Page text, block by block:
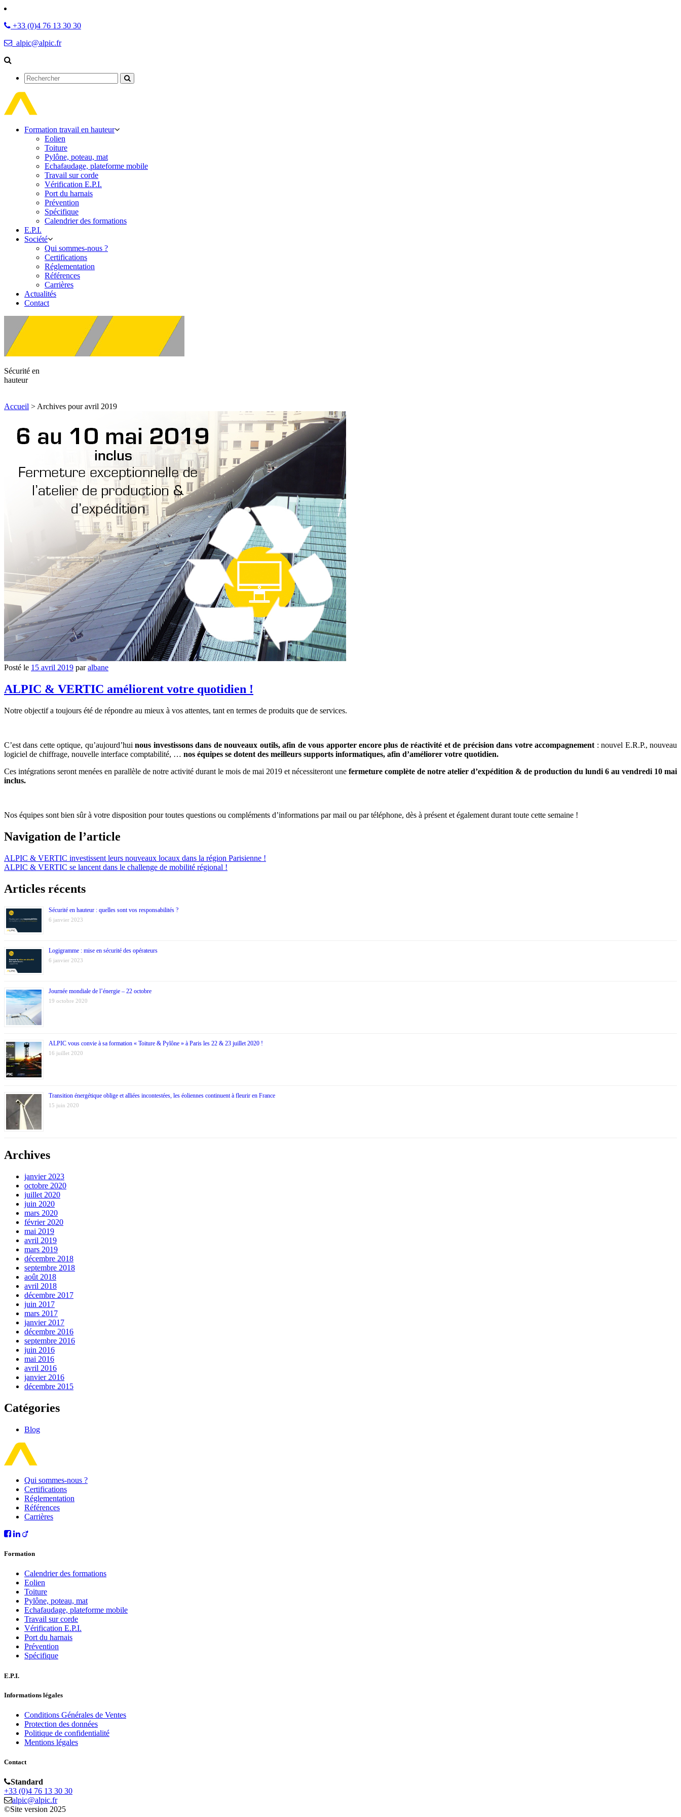
+33 (0)4 76 13 30 30
alpic@alpic.fr
Rechercher
Formation travail en hauteur
Eolien
Toiture
Pylône, poteau, mat
Echafaudage, plateforme mobile
Travail sur corde
Vérification E.P.I.
Port du harnais
Prévention
Spécifique
Calendrier des formations
E.P.I.
Société
Qui sommes-nous ?
Certifications
Réglementation
Références
Carrières
Actualités
Contact
Sécurité en
hauteur
Accueil > Archives pour avril 2019
Posté le 15 avril 2019 paralbane
ALPIC & VERTIC améliorent votre quotidien !
Notre objectif a toujours été de répondre au mieux à vos attentes, tant en termes de produits que de services.
C’est dans cette optique, qu’aujourd’huinous investissons dans de nouveaux outils, afin de vous apporter encore plus de réactivité et de précision dans votre accompagnement : nouvel E.R.P., nouveau
logiciel de chiffrage, nouvelle interface comptabilité, … nos équipes se dotent des meilleurs supports informatiques, afin d’améliorer votre quotidien.
Ces intégrations seront menées en parallèle de notre activité durant le mois de mai 2019 et nécessiteront une fermeture complète de notre atelier d’expédition & de production du lundi 6 au vendredi 10 mai
inclus.
Nos équipes sont bien sûr à votre disposition pour toutes questions ou compléments d’informations par mail ou par téléphone, dès à présent et également durant toute cette semaine !
Navigation de l’article
ALPIC & VERTIC investissent leurs nouveaux locaux dans la région Parisienne !
ALPIC & VERTIC se lancent dans le challenge de mobilité régional !
Articles récents
Sécurité en hauteur : quelles sont vos responsabilités ?
6 janvier 2023
Logigramme : mise en sécurité des opérateurs
6 janvier 2023
Journée mondiale de l’énergie – 22 octobre
19 octobre 2020
ALPIC vous convie à sa formation « Toiture & Pylône » à Paris les 22 & 23 juillet 2020 !
16 juillet 2020
Transition énergétique oblige et alliées incontestées, les éoliennes continuent à fleurir en France
15 juin 2020
Archives
janvier 2023
octobre 2020
juillet 2020
juin 2020
mars 2020
février 2020
mai 2019
avril 2019
mars 2019
décembre 2018
septembre 2018
août 2018
avril 2018
décembre 2017
juin 2017
mars 2017
janvier 2017
décembre 2016
septembre 2016
juin 2016
mai 2016
avril 2016
janvier 2016
décembre 2015
Catégories
Blog
Qui sommes-nous ?
Certifications
Réglementation
Références
Carrières
Formation
Calendrier des formations
Eolien
Toiture
Pylône, poteau, mat
Echafaudage, plateforme mobile
Travail sur corde
Vérification E.P.I.
Port du harnais
Prévention
Spécifique
E.P.I.
Informations légales
Conditions Générales de Ventes
Protection des données
Politique de confidentialité
Mentions légales
Contact
Standard
+33 (0)4 76 13 30 30
alpic@alpic.fr
©Site version 2025